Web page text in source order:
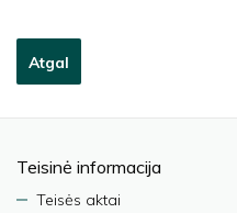
Atgal
Teisinė informacija
Teisės aktai